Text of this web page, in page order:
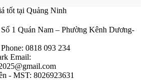
tốt tại Quảng Ninh
Số 1 Quán Nam – Phường Kênh Dương-
Phone: 0818 093 234
Email:
- MST: 8026923631